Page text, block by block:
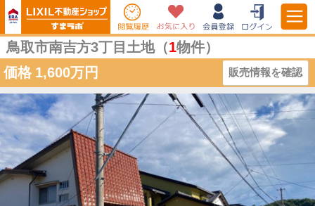
鳥取市南吉方3丁目土地（1物件）
価格 1,600万円 販売情報を確認